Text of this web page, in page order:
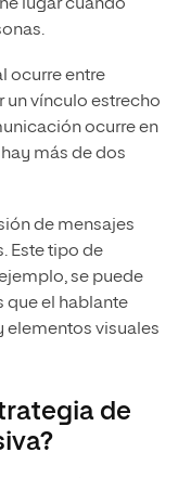
lugar cuando
ocurre entre
un vínculo estrecho
ocurre en
más de dos
de mensajes
Este tipo de
se puede
que el hablante
elementos visuales
de